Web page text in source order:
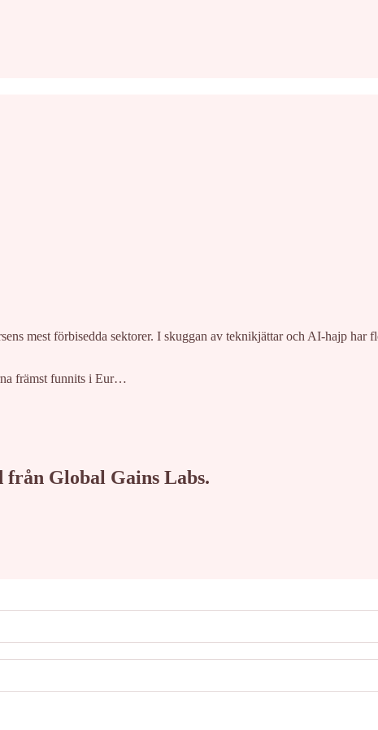
mest förbisedda sektorer. I skuggan av teknikjättar och AI-hajp har
främst funnits i Eur…
Global Gains Labs.